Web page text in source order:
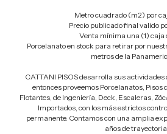
Metro cuadrado (m2) por
Precio publicado final valido
Venta mínima una (1) caja
Porcelanato en stock para retirar por
metros de la
CATTANI PISOS desarrolla sus actividades
entonces proveemos Porcelanatos, Pisos
Flotantes, de Ingeniería, Deck, Escaleras,
Importados, con los más estrictos
permanente. Contamos con una amplia
años de